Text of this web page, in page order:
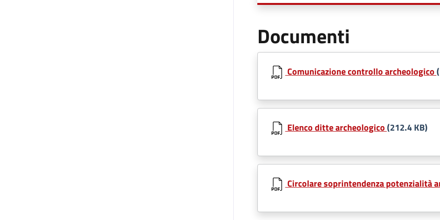
Documenti
Comunicazione controllo archeologico
Elenco ditte archeologico(212.4 KB)
Circolare soprintendenza potenzialità